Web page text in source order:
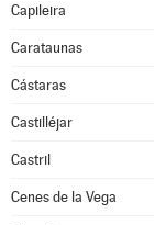
Capileira
Carataunas
Cástaras
Castilléjar
Castril
Cenes de la Vega